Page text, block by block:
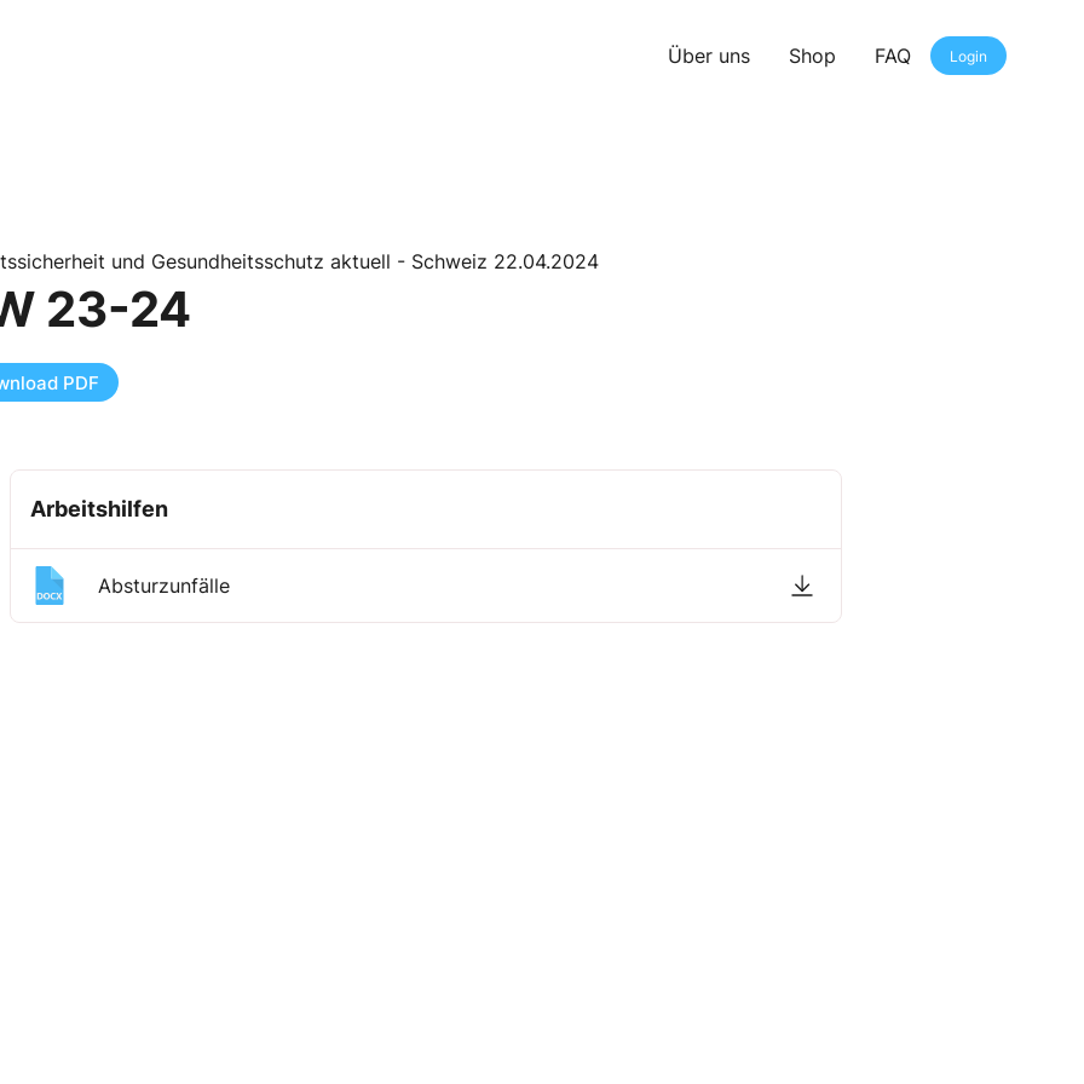
Über uns Shop FAQ Login
und Gesundheitsschutz aktuell - Schweiz 22.04.2024
23-24
PDF
Arbeitshilfen
Absturzunfälle